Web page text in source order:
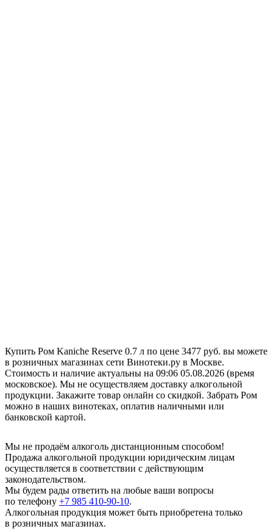
Купить Ром Kaniche Reserve 0.7 л по цене 3477 руб. вы можете
в розничных магазинах сети Винотеки.ру в Москве.
Стоимость и наличие актуальны на 09:06 05.08.2026 (время
московское). Мы не осуществляем доставку алкогольной
продукции. Закажите товар онлайн со скидкой. Забрать Ром
можно в наших винотеках, оплатив наличными или
банковской картой.
Мы не продаём алкоголь дистанционным способом!
Продажа алкогольной продукции юридическим лицам
осуществляется в соответствии с действующим
законодательством.
Мы будем рады ответить на любые ваши вопросы
по телефону +7 985 410-90-10.
Алкогольная продукция может быть приобретена только
в розничных магазинах.